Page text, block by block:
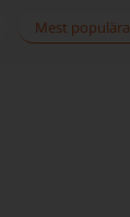
Mest populära